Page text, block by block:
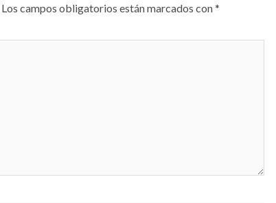
Los campos obligatorios están marcados con*